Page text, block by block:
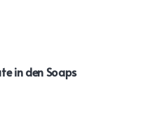
in den Soaps